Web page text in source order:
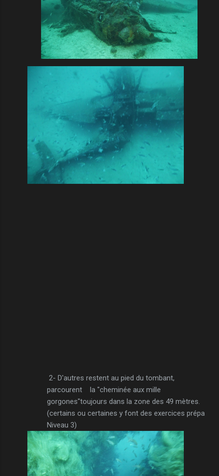
2- D'autres restent au pied du tombant,
parcourent la "cheminée aux mille
gorgones"toujours dans la zone des 49 mètres.
(certains ou certaines y font des exercices prépa
Niveau 3)